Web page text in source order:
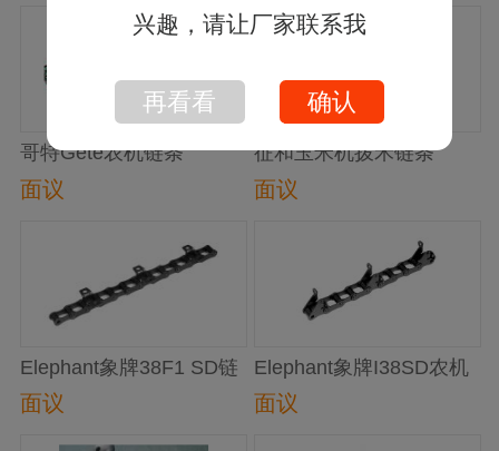
哥特Gete农机链条
面议
征和玉米机拨禾链条
面议
Elephant象牌38F1 SD链
条
面议
Elephant象牌I38SD农机
链
面议
兴趣，请让厂家联系我
再看看 确认